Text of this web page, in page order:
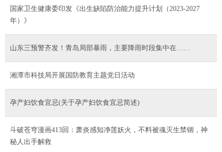
国家卫生健康委印发《出生缺陷防治能力提升计划（2023-2027
年）》
山东三预警齐发！青岛局部暴雨，主要降雨时段集中在……
湘潭市科技局开展国防教育主题党日活动
孕产妇饮食宜忌(关于孕产妇饮食宜忌简述)
斗破苍穹漫画413回：萧炎感知净莲妖火，不料被魂灭生禁锢，神
秘人出手解救